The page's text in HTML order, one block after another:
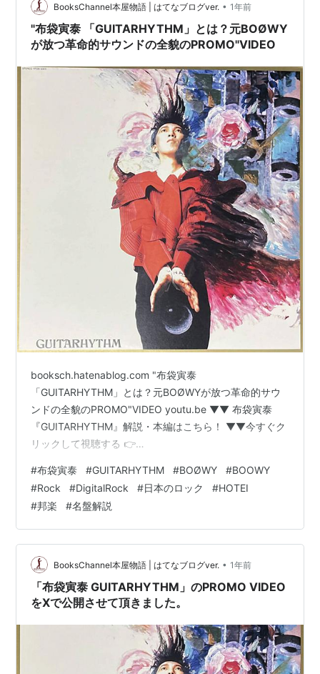
BooksChannel本屋物語 | はてなブログver. • 1年前
"布袋寅泰 「GUITARHYTHM」とは？元BOØWY
が放つ革命的サウンドの全貌のPROMO"VIDEO
booksch.hatenablog.com "布袋寅泰
「GUITARHYTHM」とは？元BOØWYが放つ革命的サウ
ンドの全貌のPROMO"VIDEO youtu.be ▼▼ 布袋寅泰
『GUITARHYTHM』解説・本編はこちら！ ▼▼今すぐク
リックして視聴する 👉
説】布袋寅泰 - GUITARHYTHMBOØWY解散後、布袋が
ソロとして世界に放った衝撃の第一作
『GUITARHYTHM』。その革新性とサウンドを
BOOKSCHANNELが徹底解説します。Ex-BOØWY
Hotei's GUITARHYTH…
#布袋寅泰 #GUITARHYTHM #BOØWY #BOOWY
#Rock #DigitalRock #日本のロック #HOTEI
#邦楽 #名盤解説
BooksChannel本屋物語 | はてなブログver. • 1年前
「布袋寅泰 GUITARHYTHM」のPROMO VIDEO
をXで公開させて頂きました。